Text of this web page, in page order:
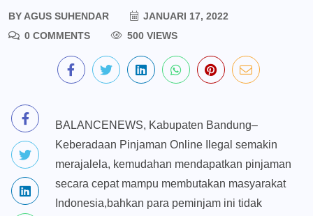
BYAGUS SUHENDAR
JANUARI 17, 2022
0 COMMENTS
500 VIEWS
BALANCENEWS, Kabupaten Bandung–
Keberadaan Pinjaman Online Ilegal semakin
merajalela, kemudahan mendapatkan pinjaman
secara cepat mampu membutakan masyarakat
Indonesia,bahkan para peminjam ini tidak